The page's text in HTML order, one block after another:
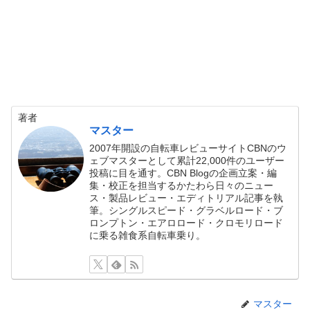
著者
マスター
2007年開設の自転車レビューサイトCBNのウ
ェブマスターとして累計22,000件のユーザー
投稿に目を通す。CBN Blogの企画立案・編
集・校正を担当するかたわら日々のニュー
ス・製品レビュー・エディトリアル記事を執
筆。シングルスピード・グラベルロード・ブ
ロンプトン・エアロロード・クロモリロード
に乗る雑食系自転車乗り。
マスター